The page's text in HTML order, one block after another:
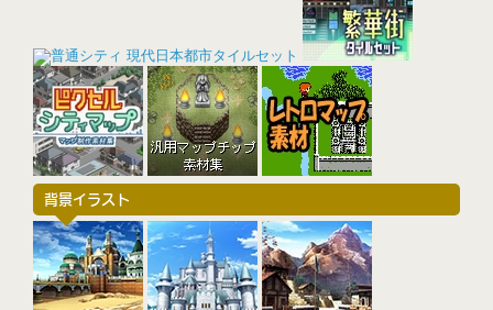
背景イラスト